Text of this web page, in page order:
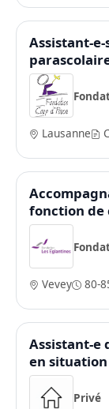
Assistant-
Lausanne
fonction de
Vevey 80-
Assistant-e
en
Privé